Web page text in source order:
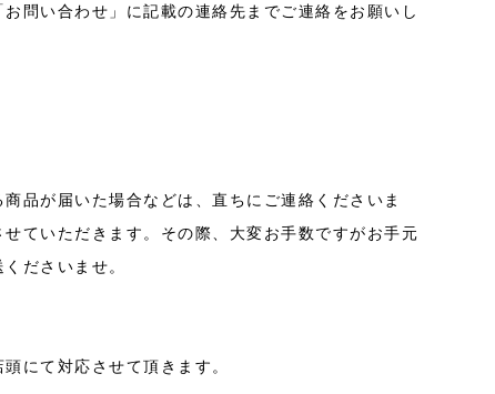
問い合わせ」に記載の連絡先までご連絡をお願いし
品が届いた場合などは、直ちにご連絡くださいま
ていただきます。その際、大変お手数ですがお手元
ださいませ。
にて対応させて頂きます。